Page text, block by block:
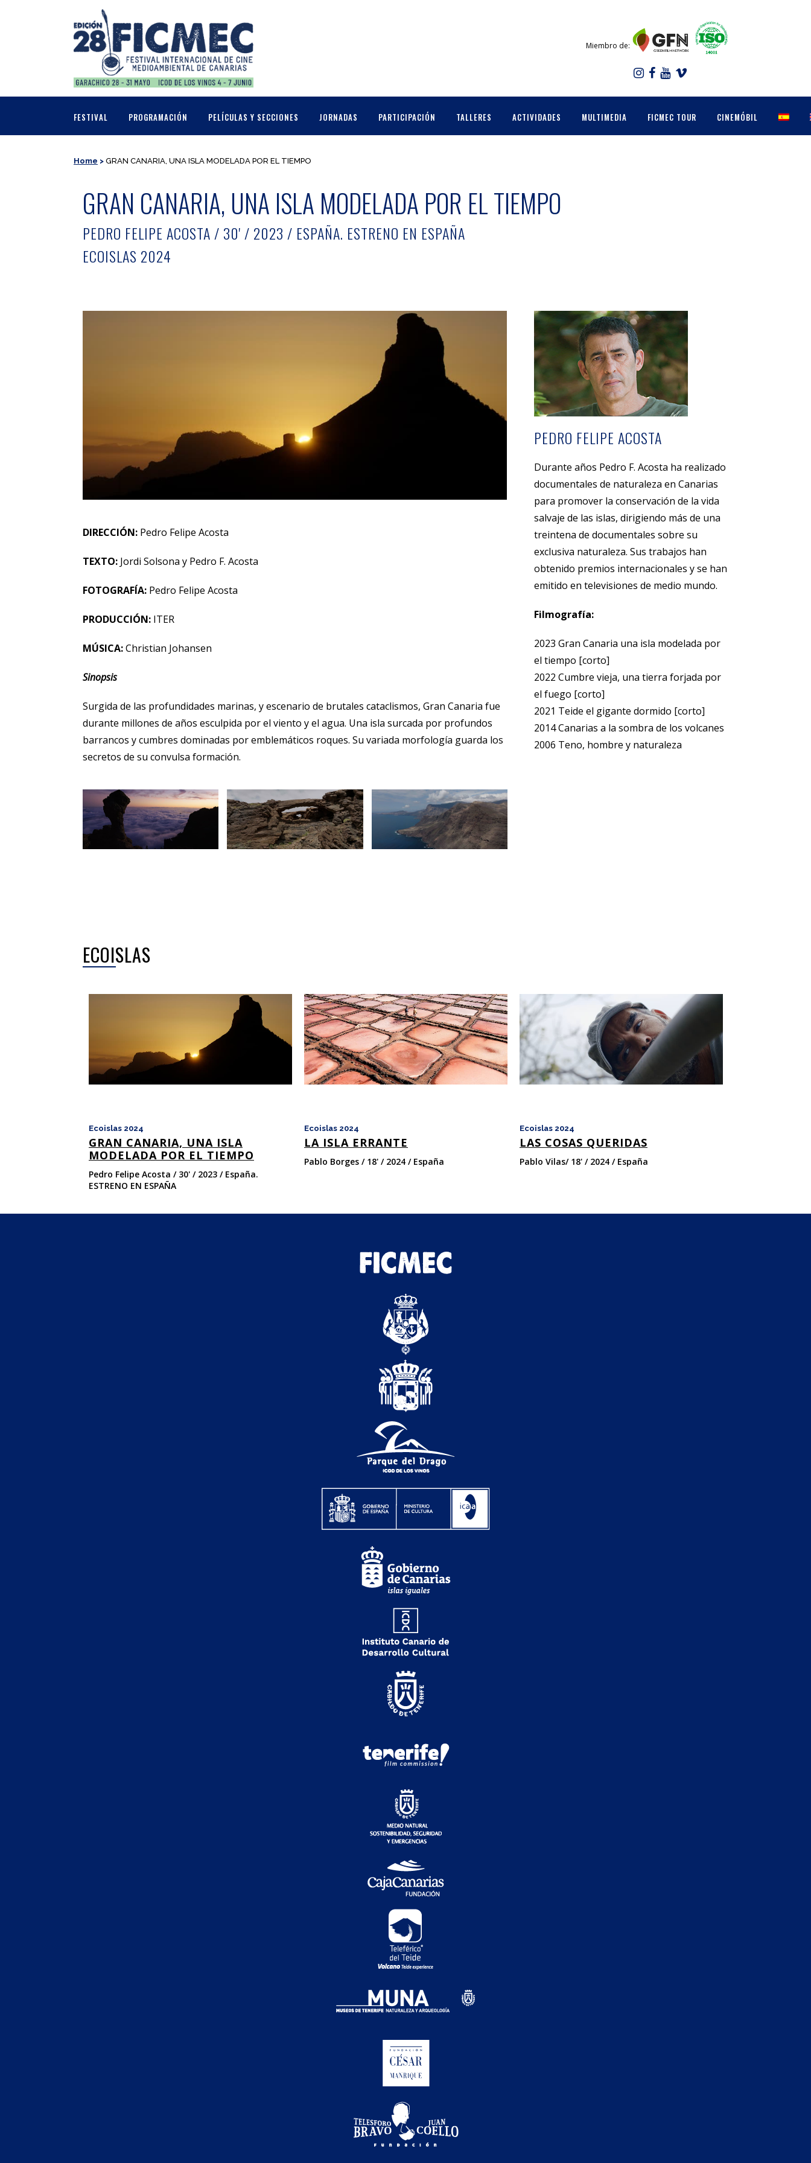
Miembro de:
FESTIVAL PROGRAMACIÓN PELÍCULAS Y SECCIONES JORNADAS PARTICIPACIÓN TALLERES ACTIVIDADES MULTIMEDIA FICMEC TOUR CINEMÓBIL
Home > GRAN CANARIA, UNA ISLA MODELADA POR EL TIEMPO
GRAN CANARIA, UNA ISLA MODELADA POR EL TIEMPO
PEDRO FELIPE ACOSTA / 30' / 2023 / ESPAÑA. ESTRENO EN ESPAÑA
ECOISLAS 2024
DIRECCIÓN: Pedro Felipe Acosta
TEXTO: Jordi Solsona y Pedro F. Acosta
FOTOGRAFÍA: Pedro Felipe Acosta
PRODUCCIÓN: ITER
MÚSICA:Christian Johansen
Sinopsis
Surgida de las profundidades marinas, y escenario de brutales cataclismos, Gran Canaria fue
durante millones de años esculpida por el viento y el agua. Una isla surcada por profundos
barrancos y cumbres dominadas por emblemáticos roques. Su variada morfología guarda los
secretos de su convulsa formación.
PEDRO FELIPE ACOSTA
Durante años Pedro F. Acosta ha realizado
documentales de naturaleza en Canarias
para promover la conservación de la vida
salvaje de las islas, dirigiendo más de una
treintena de documentales sobre su
exclusiva naturaleza. Sus trabajos han
obtenido premios internacionales y se han
emitido en televisiones de medio mundo.
Filmografía:
2023 Gran Canaria una isla modelada por
el tiempo [corto]
2022 Cumbre vieja, una tierra forjada por
el fuego [corto]
2021 Teide el gigante dormido [corto]
2014 Canarias a la sombra de los volcanes
2006 Teno, hombre y naturaleza
ECOISLAS
Ecoislas 2024
GRAN CANARIA, UNA ISLA
MODELADA POR EL TIEMPO
Pedro Felipe Acosta / 30' / 2023 / España.
ESTRENO EN ESPAÑA
Ecoislas 2024
LA ISLA ERRANTE
Pablo Borges / 18' / 2024 / España
Ecoislas 2024
LAS COSAS QUERIDAS
Pablo Vilas/ 18' / 2024 / España